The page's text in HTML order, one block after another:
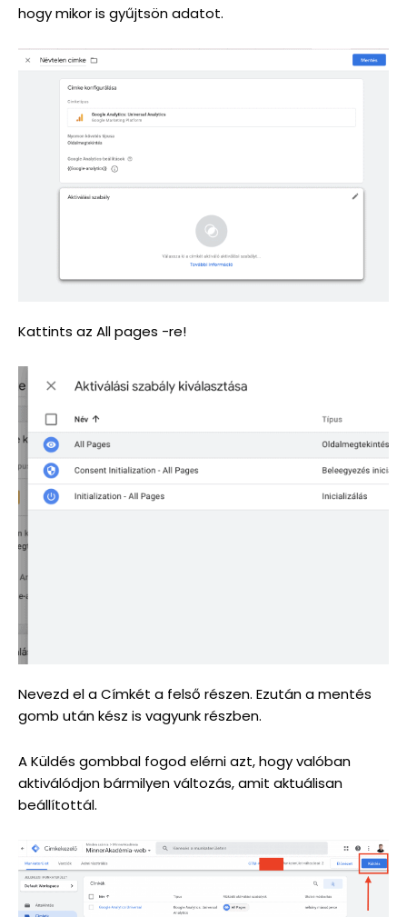
hogy mikor is gyűjtsön adatot.
Kattints az All pages -re!
Nevezd el a Címkét a felső részen. Ezután a mentés
gomb után kész is vagyunk részben.
A Küldés gombbal fogod elérni azt, hogy valóban
aktiválódjon bármilyen változás, amit aktuálisan
beállítottál.